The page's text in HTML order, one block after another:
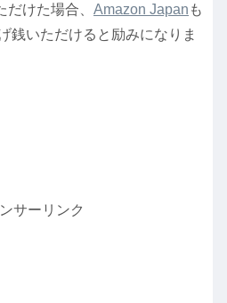
けた場合、 Amazon Japan も
銭いただけると励みになりま
サーリンク